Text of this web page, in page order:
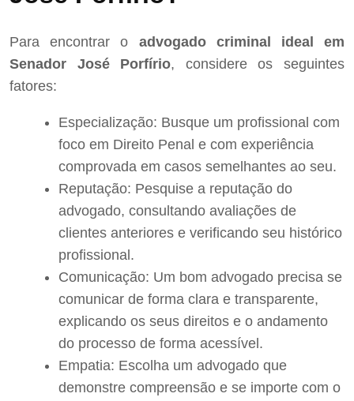
Para encontrar o advogado criminal ideal em
Senador José Porfírio, considere os seguintes
fatores:
Especialização: Busque um profissional com
foco em Direito Penal e com experiência
comprovada em casos semelhantes ao seu.
Reputação: Pesquise a reputação do
advogado, consultando avaliações de
clientes anteriores e verificando seu histórico
profissional.
Comunicação: Um bom advogado precisa se
comunicar de forma clara e transparente,
explicando os seus direitos e o andamento
do processo de forma acessível.
Empatia: Escolha um advogado que
demonstre compreensão e se importe com o